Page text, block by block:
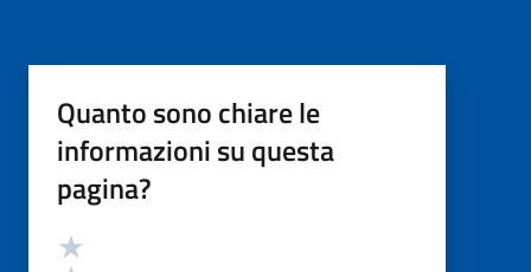
Quanto sono chiare le
informazioni su questa
pagina?
Valutazione